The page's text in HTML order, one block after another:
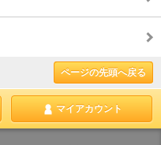
ページの先頭へ戻る
マイアカウント